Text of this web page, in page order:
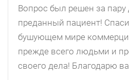
Вопрос был решен за
преданный пациент!
бушующем мире
прежде всего людьми и
своего дела! Благодарю